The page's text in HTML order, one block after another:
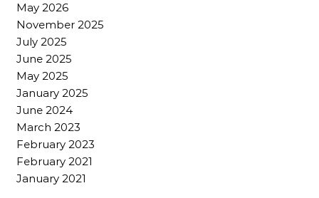
May 2026
November 2025
July 2025
June 2025
May 2025
January 2025
June 2024
March 2023
February 2023
February 2021
January 2021